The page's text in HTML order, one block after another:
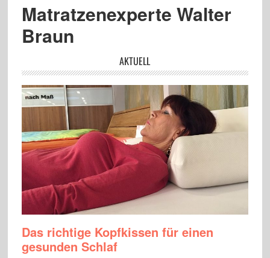
Matratzenexperte Walter
Braun
AKTUELL
Das richtige Kopfkissen für einen
gesunden Schlaf